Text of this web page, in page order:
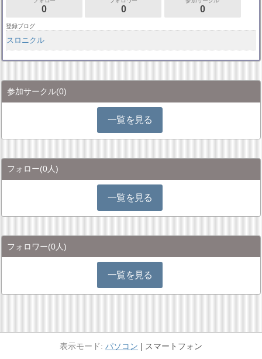
0 0 0
登録ブログ
スロニクル
参加サークル(0)
一覧を見る
フォロー(0人)
一覧を見る
フォロワー(0人)
一覧を見る
パソコン スマートフォン